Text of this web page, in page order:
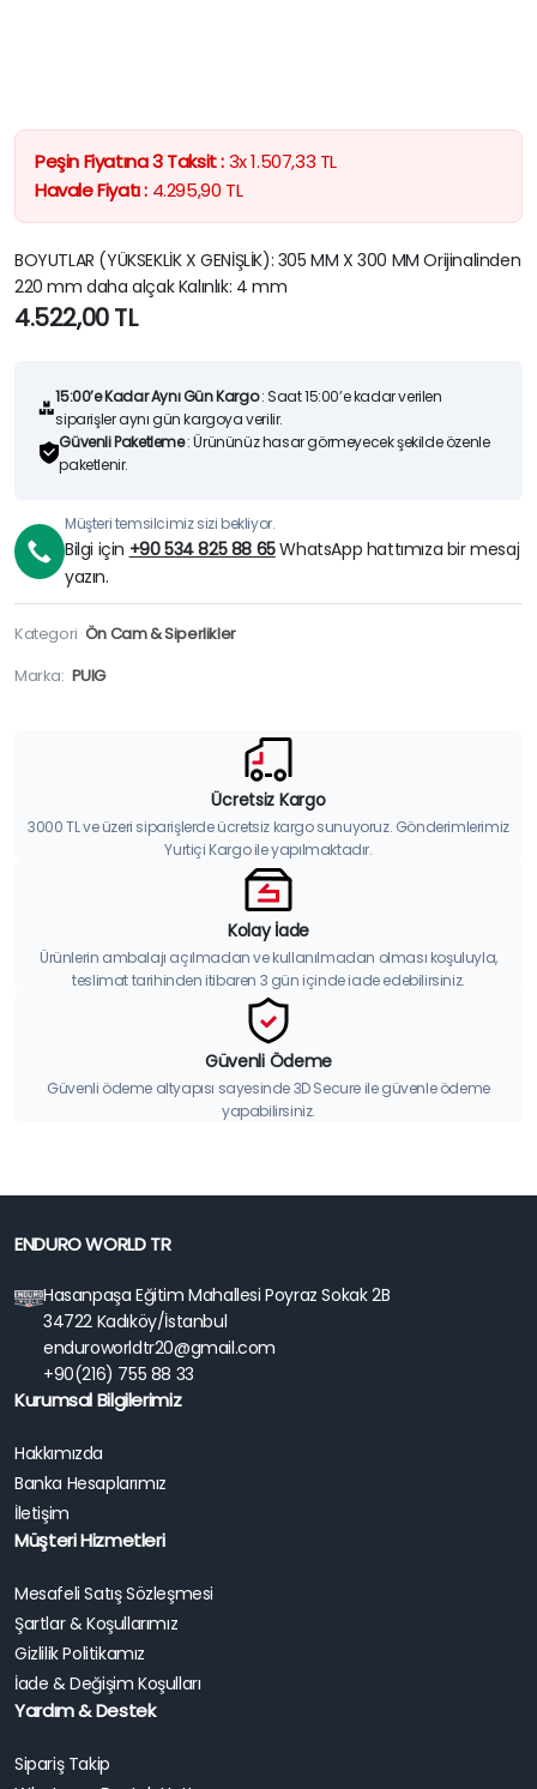
Peşin Fiyatına 3 Taksit :3x1.507,33 TL
Havale Fiyatı : 4.295,90 TL
BOYUTLAR (YÜKSEKLİK X GENİŞLİK): 305 MM X 300 MM Orijinalinden
220 mm daha alçak Kalınlık: 4 mm
4.522,00TL
15:00’e Kadar Aynı Gün Kargo: Saat 15:00’e kadar verilen
siparişler aynı gün kargoya verilir.
Güvenli Paketleme: Ürününüz hasar görmeyecek şekilde özenle
paketlenir.
Müşteri temsilcimiz sizi bekliyor.
Bilgi için +90 534 825 88 65WhatsApp hattımıza bir mesaj
yazın.
Kategori Ön Cam & Siperlikler
Marka: PUIG
Ücretsiz Kargo
3000 TL ve üzeri siparişlerde ücretsiz kargo sunuyoruz. Gönderimlerimiz
Yurtiçi Kargo ile yapılmaktadır.
Kolay İade
Ürünlerin ambalajı açılmadan ve kullanılmadan olması koşuluyla,
teslimat tarihinden itibaren 3 gün içinde iade edebilirsiniz.
Güvenli Ödeme
Güvenli ödeme altyapısı sayesinde 3D Secure ile güvenle ödeme
yapabilirsiniz.
ENDURO WORLD TR
Hasanpaşa Eğitim Mahallesi Poyraz Sokak 2B
34722 Kadıköy/İstanbul
enduroworldtr20@gmail.com
+90(216) 755 88 33
Kurumsal Bilgilerimiz
Hakkımızda
Banka Hesaplarımız
İletişim
Müşteri Hizmetleri
Mesafeli Satış Sözleşmesi
Şartlar & Koşullarımız
Gizlilik Politikamız
İade & Değişim Koşulları
Yardım & Destek
Sipariş Takip